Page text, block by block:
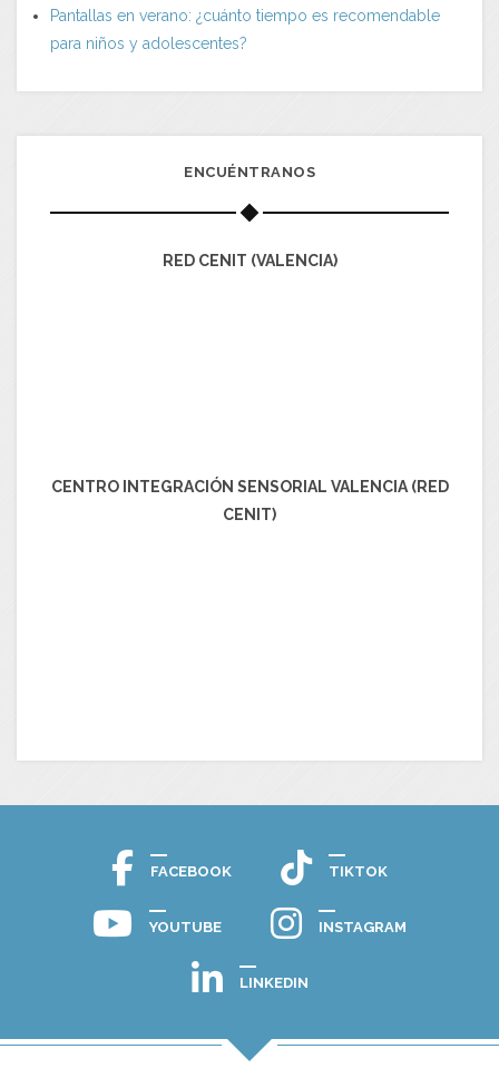
Pantallas en verano: ¿cuánto tiempo es recomendable
para niños y adolescentes?
ENCUÉNTRANOS
RED CENIT (VALENCIA)
CENTRO INTEGRACIÓN SENSORIAL VALENCIA (RED
CENIT)
FACEBOOK TIKTOK
YOUTUBE INSTAGRAM
LINKEDIN